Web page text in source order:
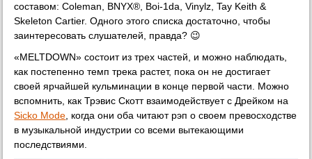
составом: Coleman, BNYX®, Boi-1da, Vinylz, Tay Keith &
Skeleton Cartier. Одного этого списка достаточно, чтобы
заинтересовать слушателей, правда? 😉
«MELTDOWN» состоит из трех частей, и можно наблюдать,
как постепенно темп трека растет, пока он не достигает
своей ярчайшей кульминации в конце первой части. Можно
вспомнить, как Трэвис Скотт взаимодействует с Дрейком на
Sicko Mode , когда они оба читают рэп о своем превосходстве
в музыкальной индустрии со всеми вытекающими
последствиями.